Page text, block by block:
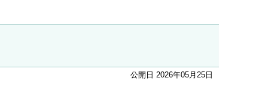
公開日 2026年05月25日